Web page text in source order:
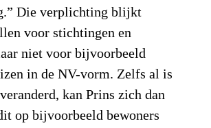
Die verplichting blijkt
voor stichtingen en
niet voor bijvoorbeeld
in de NV-vorm. Zelfs al is
kan Prins zich dan
op bijvoorbeeld bewoners